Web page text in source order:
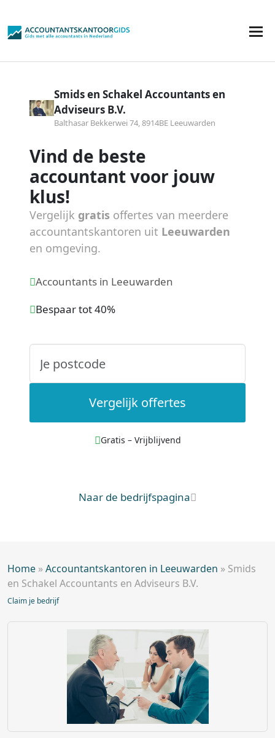
Smids en Schakel Accountants en
Adviseurs B.V.
Balthasar Bekkerwei 74, 8914BE Leeuwarden
Vind de beste
accountant voor jouw
klus!
Vergelijk gratis offertes van meerdere
accountantskantoren uit Leeuwarden
en omgeving.
Accountants in Leeuwarden
Bespaar tot 40%
Vergelijk offertes
Gratis – Vrijblijvend
Naar de bedrijfspagina
Home »Accountantskantoren in Leeuwarden » Smids
en Schakel Accountants en Adviseurs B.V.
Claim je bedrijf